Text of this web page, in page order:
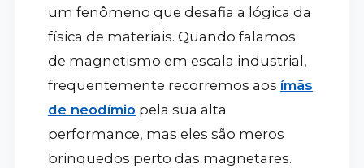
um fenômeno que desafia a lógica da
física de materiais. Quando falamos
de magnetismo em escala industrial,
frequentemente recorremos aos ímãs
de neodímio pela sua alta
performance, mas eles são meros
brinquedos perto das magnetares.